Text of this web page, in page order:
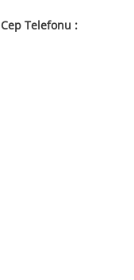
Cep Telefonu :